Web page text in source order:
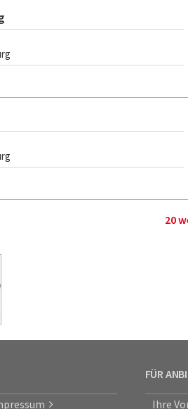
20
FÜR
Ihre